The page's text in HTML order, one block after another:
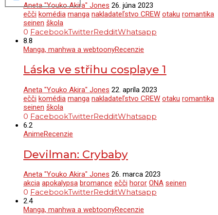
Aneta "Youko Akira" Jones 26. júna 2023
ečči komédia manga nakladateľstvo CREW otaku romantika
seinen škola
0 FacebookTwitterRedditWhatsapp
8.8
Manga, manhwa a webtoonyRecenzie
Láska ve střihu cosplaye 1
Aneta "Youko Akira" Jones 22. apríla 2023
ečči komédia manga nakladateľstvo CREW otaku romantika
seinen škola
0 FacebookTwitterRedditWhatsapp
6.2
AnimeRecenzie
Devilman: Crybaby
Aneta "Youko Akira" Jones 26. marca 2023
akcia apokalypsa bromance ečči horor ONA seinen
0 FacebookTwitterRedditWhatsapp
2.4
Manga, manhwa a webtoonyRecenzie